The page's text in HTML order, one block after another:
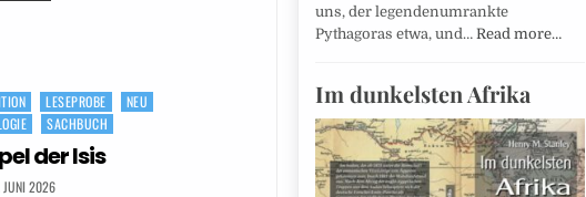
LESEPROBE
NEU
SACHBUCH
der Isis
JUNI 2026
uns, der legendenumrankte
Pythagoras etwa, und… Read more…
Im dunkelsten Afrika